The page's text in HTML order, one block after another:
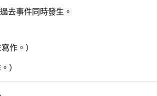
去事件同時發生。
作。）
）